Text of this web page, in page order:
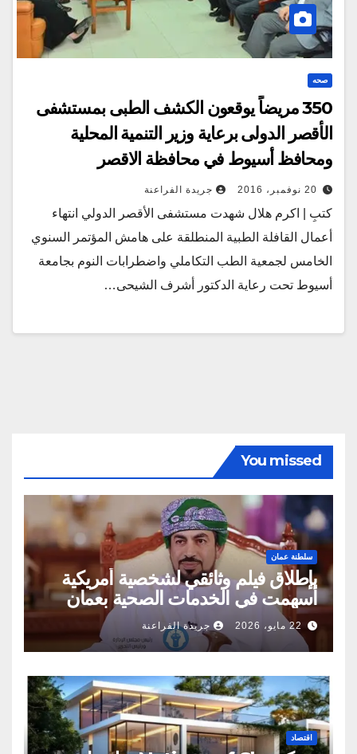
صحه
350 مريضاً يوقعون الكشف الطبى بمستشفى
الأقصر الدولى برعاية وزير التنمية المحلية
ومحافظ أسيوط في محافظة الاقصر
20 نوفمبر، 2016 جريدة الفراعنة
كتبِ | اكرم هلال شهدت مستشفى الأقصر الدولي انتهاء
أعمال القافلة الطبية المنطلقة على هامش المؤتمر السنوي
الخامس لجمعية الطب التكاملي واضطرابات النوم بجامعة
أسيوط تحت رعاية الدكتور أشرف الشيحى…
You missed
سلطنة عمان
بإطلاق فيلم وثائقي لشخصية أمريكية
أسهمت في الخدمات الصحية بعمان
22 مايو، 2026 جريدة الفراعنة
اقتصاد